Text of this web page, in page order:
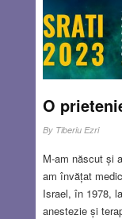
O
By Tiberiu Ezri
M-am născut și
am învățat
Israel, în 1978,
anestezie și